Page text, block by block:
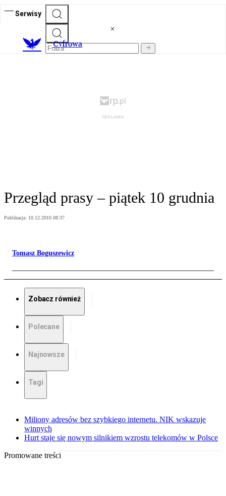
Serwisy
Cyfrowa
Przegląd prasy – piątek 10 grudnia
Publikacja: 10.12.2010 08:37
Tomasz Boguszewicz
Zobacz również
Polecane
Najnowsze
Tagi
Miliony adresów bez szybkiego internetu. NIK wskazuje
winnych
Hurt staje się nowym silnikiem wzrostu telekomów w Polsce
Promowane treści